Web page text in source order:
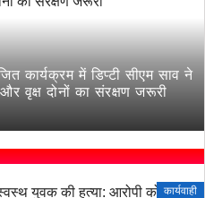
कार्यक्रम में डिप्टी सीएम साव ने
वृक्ष दोनों का संरक्षण जरूरी
कार्यवाही